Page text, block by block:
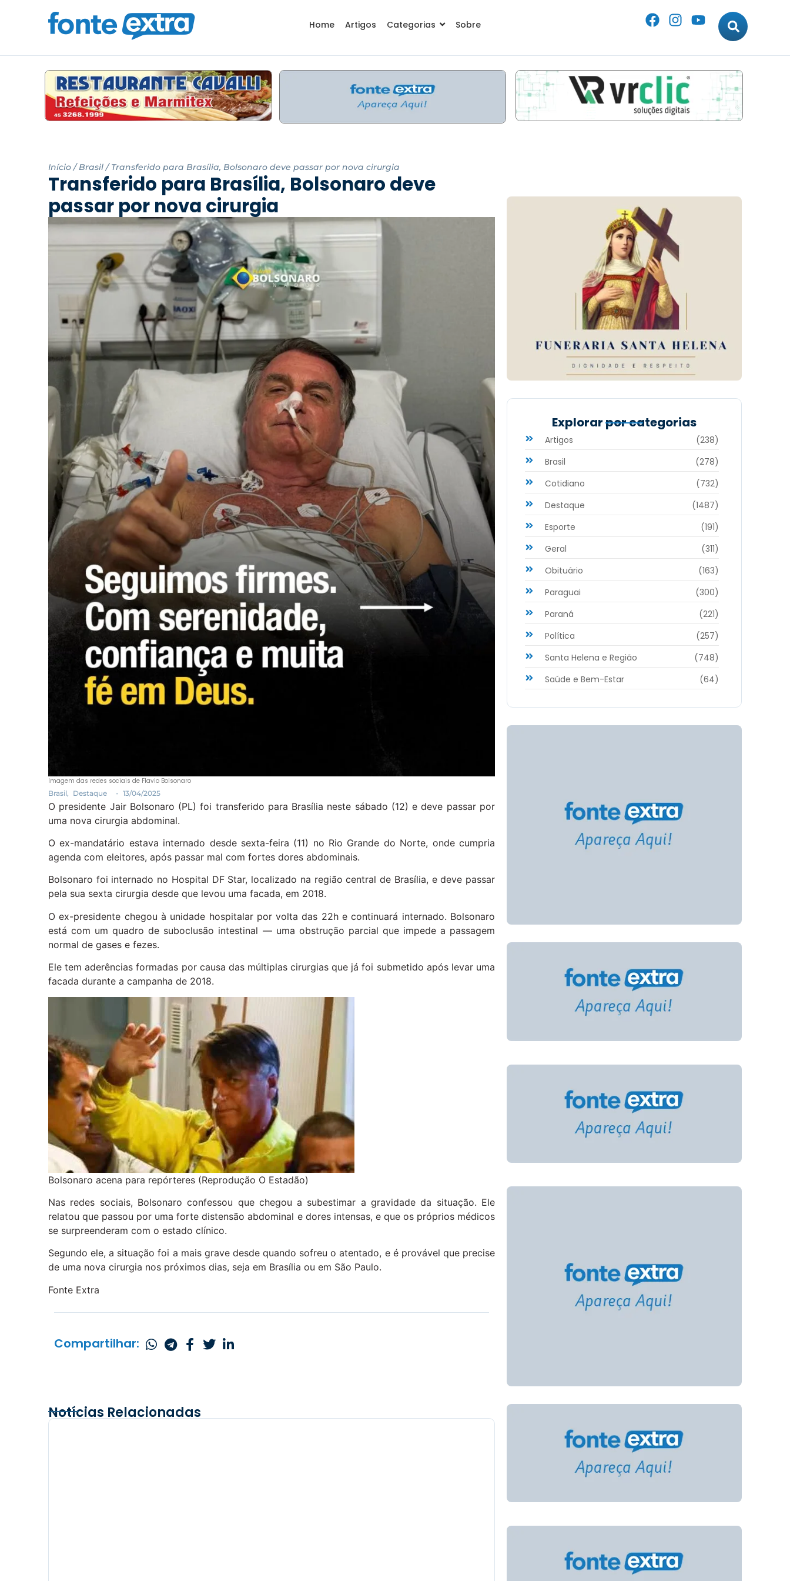
Home Artigos Categorias Sobre
Início / Brasil / Transferido para Brasília, Bolsonaro deve passar por nova cirurgia
Transferido para Brasília, Bolsonaro deve
passar por nova cirurgia
Imagem das redes sociais de Flavio Bolsonaro
Brasil, Destaque - 13/04/2025
O presidente Jair Bolsonaro (PL) foi transferido para Brasília neste sábado (12) e deve passar por
uma nova cirurgia abdominal.
O ex-mandatário estava internado desde sexta-feira (11) no Rio Grande do Norte, onde cumpria
agenda com eleitores, após passar mal com fortes dores abdominais.
Bolsonaro foi internado no Hospital DF Star, localizado na região central de Brasília, e deve passar
pela sua sexta cirurgia desde que levou uma facada, em 2018.
O ex-presidente chegou à unidade hospitalar por volta das 22h e continuará internado. Bolsonaro
está com um quadro de suboclusão intestinal — uma obstrução parcial que impede a passagem
normal de gases e fezes.
Ele tem aderências formadas por causa das múltiplas cirurgias que já foi submetido após levar uma
facada durante a campanha de 2018.
Bolsonaro acena para repórteres (Reprodução O Estadão)
Nas redes sociais, Bolsonaro confessou que chegou a subestimar a gravidade da situação. Ele
relatou que passou por uma forte distensão abdominal e dores intensas, e que os próprios médicos
se surpreenderam com o estado clínico.
Segundo ele, a situação foi a mais grave desde quando sofreu o atentado, e é provável que precise
de uma nova cirurgia nos próximos dias, seja em Brasília ou em São Paulo.
Fonte Extra
Compartilhar:
Notícias Relacionadas
Explorar por categorias
Artigos
(238)
Brasil
(278)
Cotidiano
(732)
Destaque
(1487)
Esporte
(191)
Geral
(311)
Obituário
(163)
Paraguai
(300)
Paraná
(221)
Política
(257)
Santa Helena e Região
(748)
Saúde e Bem-Estar
(64)